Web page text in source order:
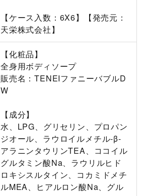
【ケース入数：6X6】【発売元：
天栄株式会社】
【化粧品】
全身用ボディソープ
販売名：TENEIファニーバブルD
W
【成分】
水、LPG、グリセリン、プロパン
ジオール、ラウロイルメチル-β-
アラニンタウリンTEA、ココイル
グルタミン酸Na、ラウリルヒド
ロキシスルタイン、コカミドメチ
ルMEA、ヒアルロン酸Na、グル